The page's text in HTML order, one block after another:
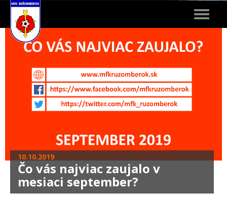
Toggle
10.10.2019
Čo vás najviac zaujalo v
mesiaci september?